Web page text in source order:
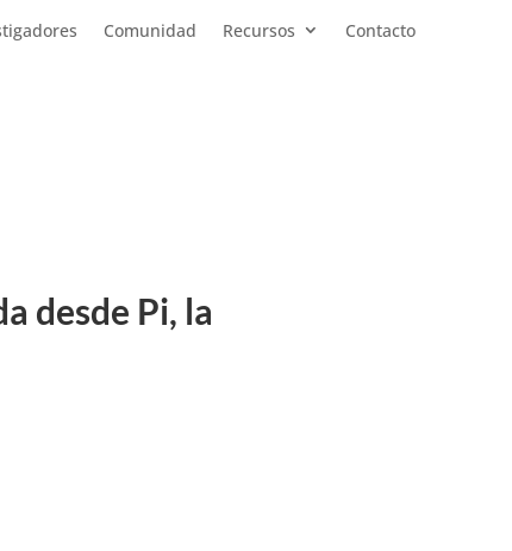
Comunidad Recursos Contacto
desde Pi, la